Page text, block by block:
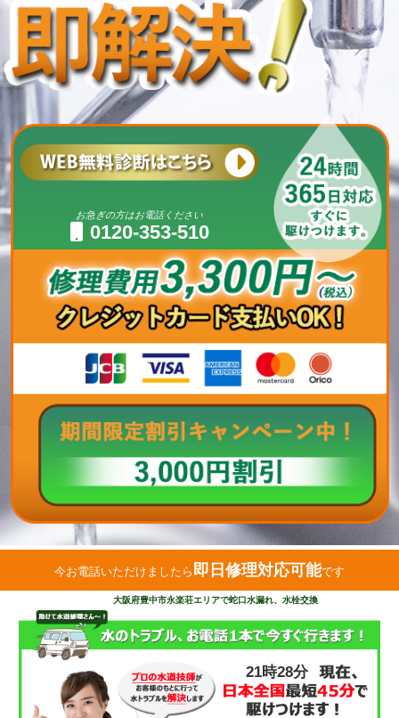
お急ぎの方はお電話ください
0120-353-510
今お電話いただけましたら 即日修理対応可能です
大阪府豊中市永楽荘エリアで蛇口水漏れ、水栓交換
21時28分